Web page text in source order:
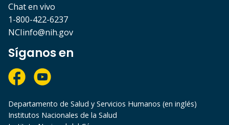
Chat en vivo
1-800-422-6237
NCIinfo@nih.gov
Síganos en
Departamento de Salud y Servicios Humanos (en inglés)
Institutos Nacionales de la Salud